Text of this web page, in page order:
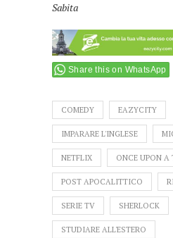
Sabita
Share this on WhatsApp
COMEDY EAZYCITY
IMPARARE L'INGLESE
NETFLIX ONCE UPON A
POST APOCALITTICO
SERIE TV SHERLOCK
STUDIARE ALL'ESTERO